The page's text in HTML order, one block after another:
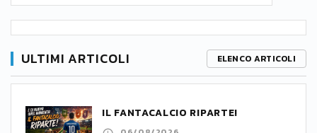
ULTIMI ARTICOLI ELENCO ARTICOLI
IL FANTACALCIO RIPARTE!